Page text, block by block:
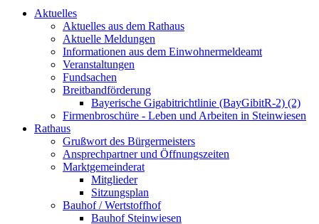
Aktuelles
Aktuelles aus dem Rathaus
Aktuelle Meldungen
Informationen aus dem Einwohnermeldeamt
Veranstaltungen
Fundsachen
Breitbandförderung
Bayerische Gigabitrichtlinie (BayGibitR-2) (2)
Firmenbroschüre - Leben und Arbeiten in Steinwiesen
Rathaus
Grußwort des Bürgermeisters
Ansprechpartner und Öffnungszeiten
Marktgemeinderat
Mitglieder
Sitzungsplan
Bauhof / Wertstoffhof
Bauhof Steinwiesen